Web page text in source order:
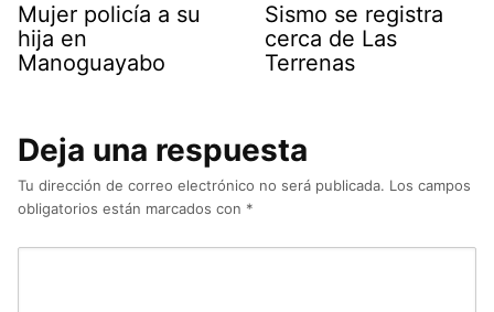
Mujer policía a su
hija en
Manoguayabo
Sismo se registra
cerca de Las
Terrenas
Deja una respuesta
Tu dirección de correo electrónico no será publicada. Los campos
obligatorios están marcados con *